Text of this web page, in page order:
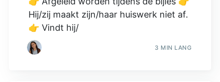
Hij/zij maakt zijn/haar huiswerk niet af.
👉 Vindt hij/
3 MIN LANG